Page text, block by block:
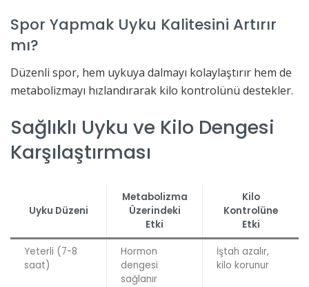
Spor Yapmak Uyku Kalitesini Artırır
mı?
Düzenli spor, hem uykuya dalmayı kolaylaştırır hem de
metabolizmayı hızlandırarak kilo kontrolünü destekler.
Sağlıklı Uyku ve Kilo Dengesi
Karşılaştırması
Uyku Düzeni
Metabolizma
Üzerindeki
Etki
Kilo
Kontrolüne
Etki
Yeterli (7-8
saat)
Hormon
dengesi
sağlanır
İştah azalır,
kilo korunur